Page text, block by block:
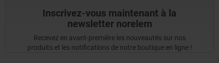
Inscrivez-vous maintenant à la
newsletter norelem
Recevez en avant-première les nouveautés sur nos
produits et les notifications de notre boutique en ligne !